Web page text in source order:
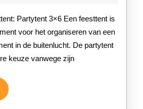
3×6:
voor
voor het organiseren van een
in de buitenlucht. De partytent
keuze vanwege zijn